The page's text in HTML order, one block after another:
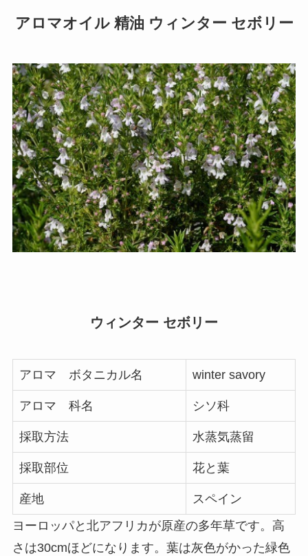
アロマオイル 精油 ウィンター セボリー
ウィンター セボリー
アロマ ボタニカル名 winter savory
アロマ 科名 シソ科
採取方法 水蒸気蒸留
採取部位 花と葉
産地
スペイン
ヨーロッパと北アフリカが原産の多年草です。高
さは30cmほどになります。葉は灰色がかった緑色